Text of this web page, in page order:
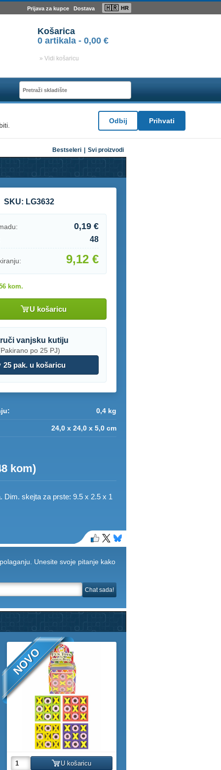
Prijava za kupce Dostava 🇭🇷 HR
Košarica
0 artikala - 0,00 €
» Vidi košaricu
Odbij Prihvati
Bestseleri Svi proizvodi
SKU: LG3632
0,19 €
48
9,12 €
kom.
U košaricu
vanjsku kutiju
po 25 PJ)
25 pak. u košaricu
0,4 kg
24,0 x 24,0 x 5,0 cm
kom)
Dim. skejta za prste: 9.5 x 2.5 x 1
Unesite svoje pitanje kako
Chat sada!
NOVO
U košaricu